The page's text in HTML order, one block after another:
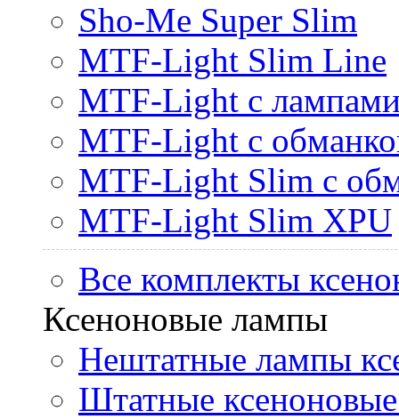
Sho-Me Super Slim
MTF-Light Slim Line
MTF-Light с
MTF-Light с
MTF-Light Slim с
MTF-Light Slim XPU
Все комплекты
Ксеноновые лампы
Нештатные лампы
Штатные